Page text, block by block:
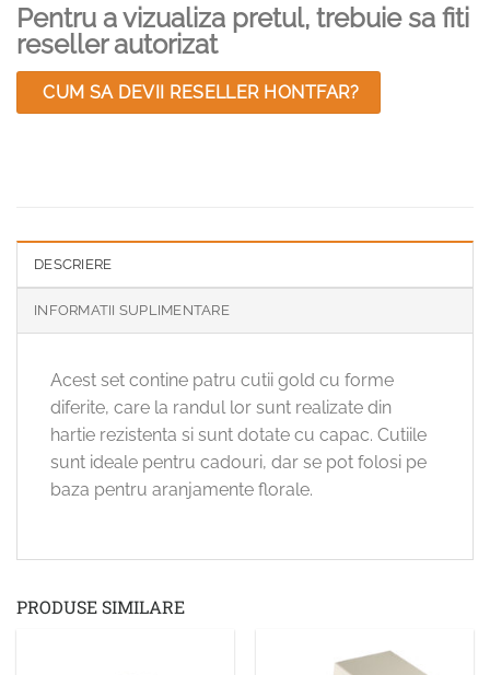
Pentru a vizualiza pretul, trebuie sa fiti
reseller autorizat
CUM SA DEVII RESELLER HONTFAR?
DESCRIERE
INFORMATII SUPLIMENTARE
Acest set contine patru cutii gold cu forme
diferite, care la randul lor sunt realizate din
hartie rezistenta si sunt dotate cu capac. Cutiile
sunt ideale pentru cadouri, dar se pot folosi pe
baza pentru aranjamente florale.
PRODUSE SIMILARE